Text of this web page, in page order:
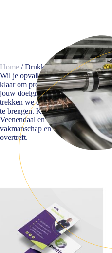
Home /Drukkerij Veenendaal
Wil je opvallen en jouw
klaar om promotiedrukwerk te
jouw doelgroep. Met flyers, folders,
trekken we de aandacht en helpen
te brengen. Kies voor
Veenendaal en ervaar de perfecte
vakmanschap en indrukwekkend
overtreft.